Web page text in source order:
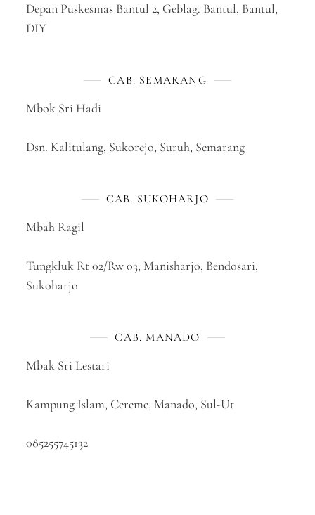
Depan Puskesmas Bantul 2, Geblag. Bantul, Bantul,
DIY
CAB. SEMARANG
Mbok Sri Hadi
Dsn. Kalitulang, Sukorejo, Suruh, Semarang
CAB. SUKOHARJO
Mbah Ragil
Tungkluk Rt 02/Rw 03, Manisharjo, Bendosari,
Sukoharjo
CAB. MANADO
Mbak Sri Lestari
Kampung Islam, Cereme, Manado, Sul-Ut
085255745132